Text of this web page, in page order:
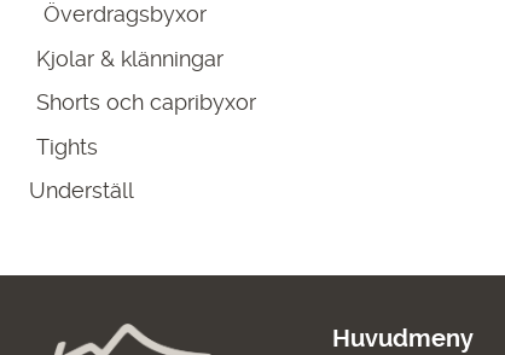
Överdragsbyxor
Kjolar & klänningar
Shorts och capribyxor
Tights
Underställ
Huvudmeny